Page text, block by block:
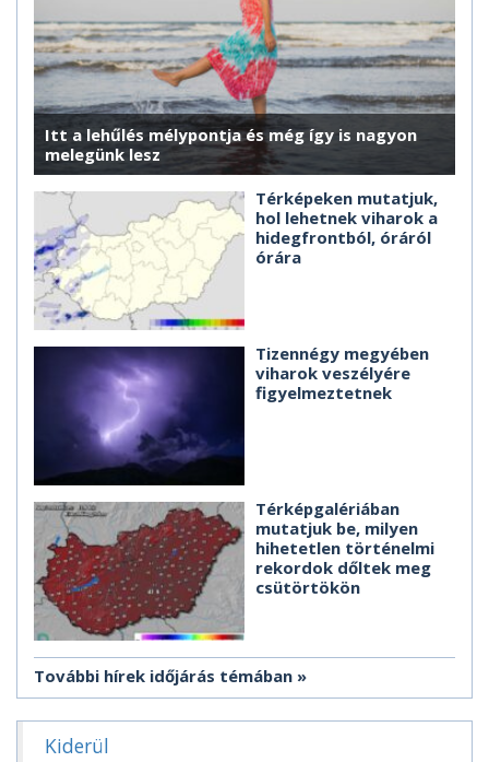
Itt a lehűlés mélypontja és még így is nagyon
melegünk lesz
Térképeken mutatjuk,
hol lehetnek viharok a
hidegfrontból, óráról
órára
Tizennégy megyében
viharok veszélyére
figyelmeztetnek
Térképgalériában
mutatjuk be, milyen
hihetetlen történelmi
rekordok dőltek meg
csütörtökön
További hírek időjárás témában
Kiderül